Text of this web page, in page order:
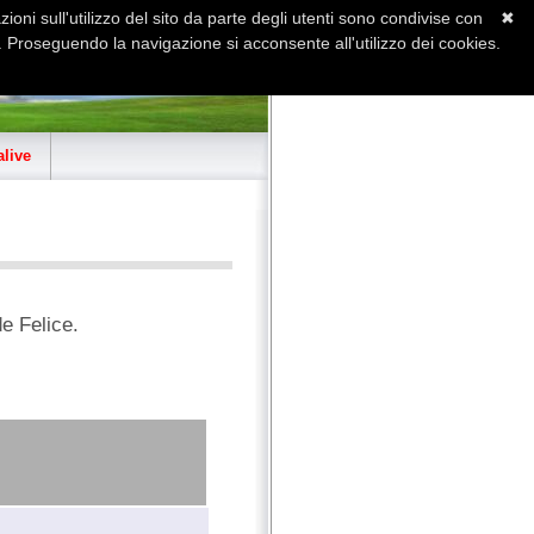
Felice.
✖
sull'utilizzo del sito da parte degli utenti sono condivise con
la navigazione si acconsente all'utilizzo dei cookies.